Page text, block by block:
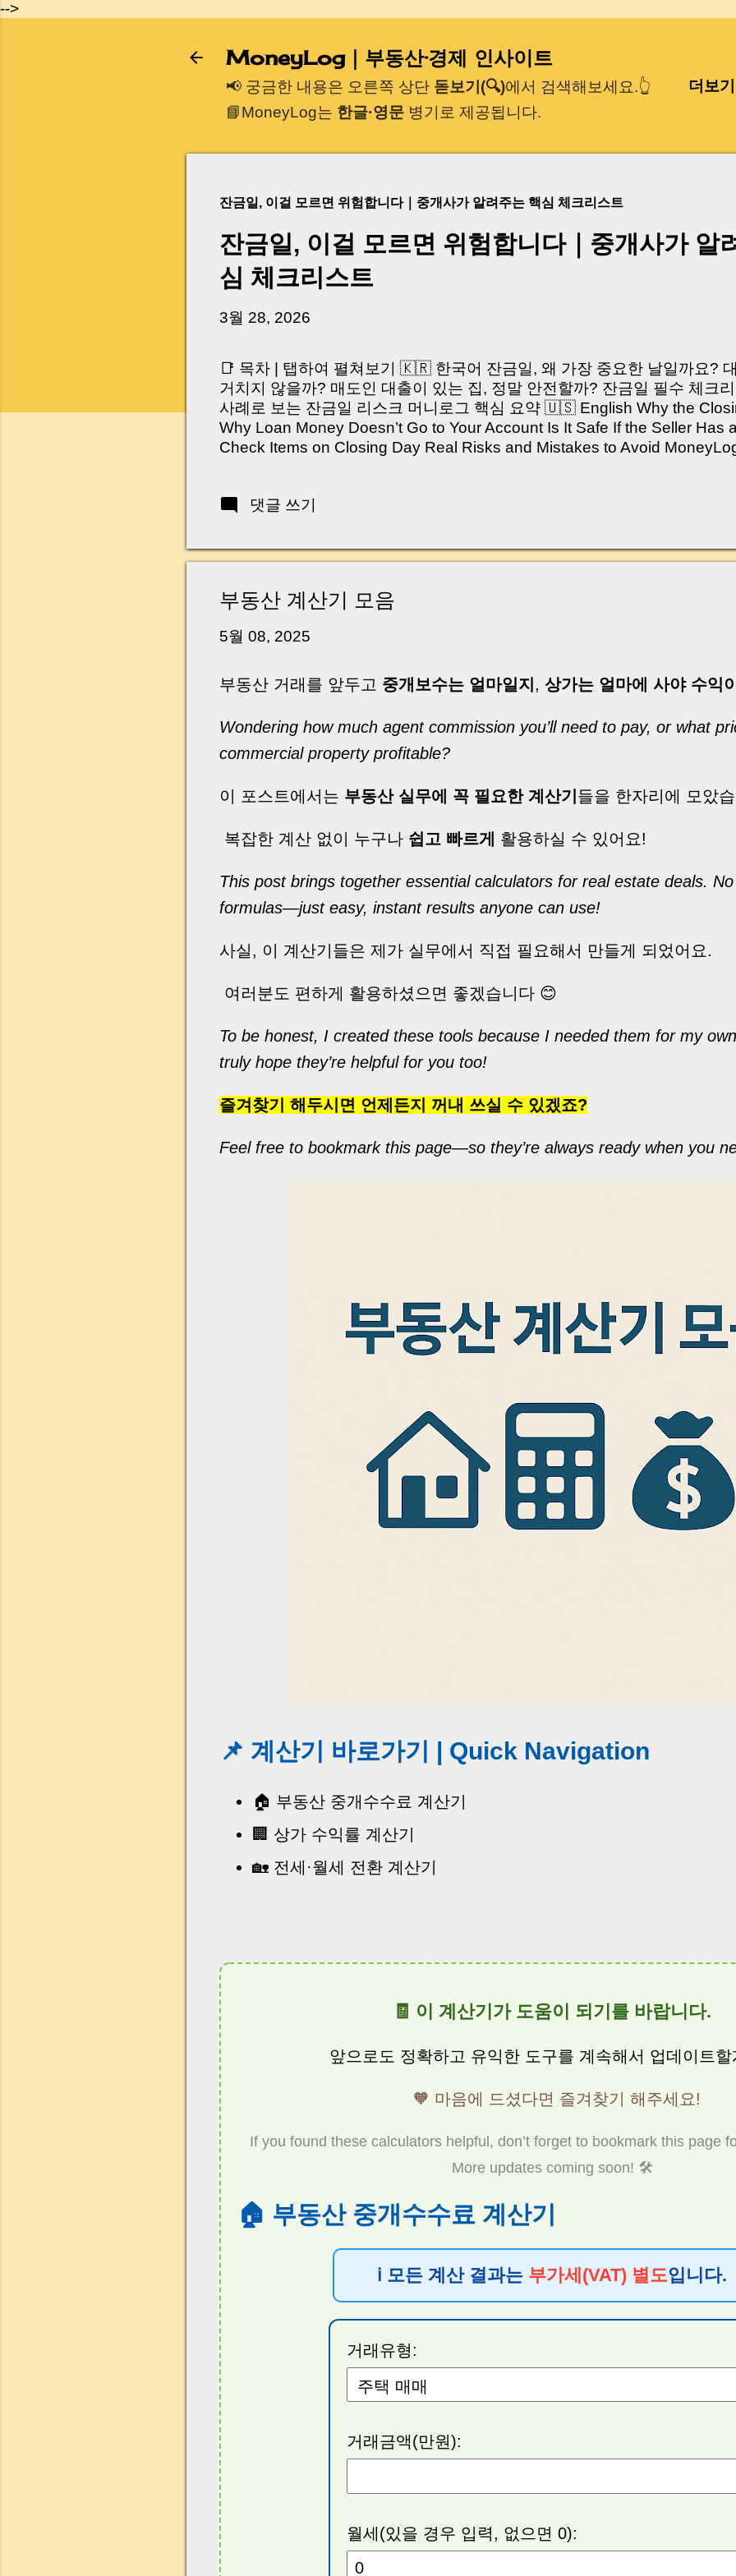
-->
기본 콘텐츠로 건너뛰기
MoneyLog｜부동산·경제 인사이트
📢 궁금한 내용은 오른쪽 상단 돋보기(🔍)에서 검색해보세요.👆
📘MoneyLog는 한글·영문 병기로 제공됩니다.
더보
잔금일, 이걸 모르면 위험합니다｜중개사가 알려주는 핵심 체크리스트
잔금일, 이걸 모르면 위험합니다｜중개사가 알
심 체크리스트
3월 28, 2026
📑 목차 | 탭하여 펼쳐보기 🇰🇷 한국어 잔금일, 왜 가장 중요한 날일까요?
거치지 않을까? 매도인 대출이 있는 집, 정말 안전할까? 잔금일 필수 체크
사례로 보는 잔금일 리스크 머니로그 핵심 요약 🇺🇸 English Why the
Why Loan Money Doesn’t Go to Your Account Is It Safe If the Seller Has
Check Items on Closing Day Real Risks and Mistakes to Avoid
억 원이 한 번에 움직이는 가장 긴장되는 순간 입니다. 실제로 제가 중개 현
황이 있었습니다. 또 어떤 분은 이렇게 말씀하십니다. “내 대출인데 왜 내 통
“매도인이 대출 안 갚고 도망가면 어떡하죠?” 이 모든 불안, 사실은 ‘구조’
꼭 준비해야 하는지 중개 실무 기준으로 아주 쉽게 풀어드리겠습니다. 이
Introduction (Tap to expand) Have you ever thought like this? “Closing
댓글 쓰기
부동산 계산기 모음
5월 08, 2025
부동산 거래를 앞두고 중개보수는 얼마일지 , 상가는 얼마에 사야 수익
Wondering how much agent commission you’ll need to pay, or what
commercial property profitable?
이 포스트에서는 부동산 실무에 꼭 필요한 계산기 들을 한자리에 모았
복잡한 계산 없이 누구나 쉽고 빠르게 활용하실 수 있어요!
This post brings together essential calculators for real estate deals.
formulas—just easy, instant results anyone can use!
사실, 이 계산기들은 제가 실무에서 직접 필요해서 만들게 되었어요.
여러분도 편하게 활용하셨으면 좋겠습니다 😊
To be honest, I created these tools because I needed them for my
truly hope they’re helpful for you too!
즐겨찾기 해두시면 언제든지 꺼내 쓰실 수 있겠죠?
Feel free to bookmark this page—so they’re always ready when you
📌 계산기 바로가기 | Quick Navigation
🏠 부동산 중개수수료 계산기
🏢 상가 수익률 계산기
🏡 전세·월세 전환 계산기
🧾 이 계산기가 도움이 되기를 바랍니다.
앞으로도 정확하고 유익한 도구를 계속해서 업데이트
🧡 마음에 드셨다면 즐겨찾기 해주세요!
If you found these calculators helpful, don’t forget to bookmark this page
More updates coming soon! 🛠️
🏠 부동산 중개수수료 계산기
ℹ️ 모든 계산 결과는 부가세(VAT) 별도입니다.
거래유형:
거래금액(만원):
월세(있을 경우 입력, 없으면 0):